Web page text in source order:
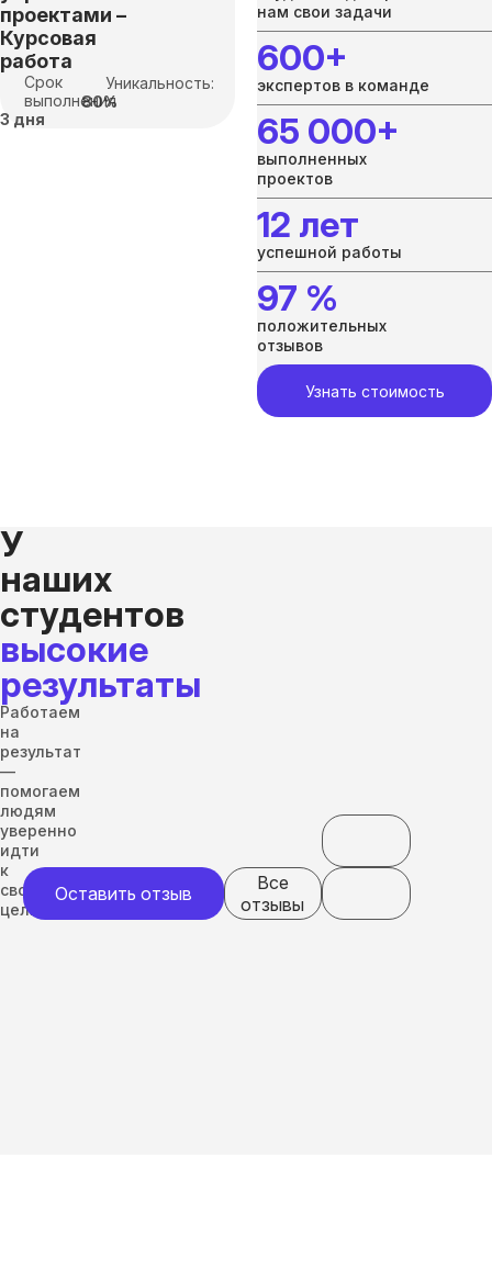
проектами –
Курсовая
работа
Срок
выполнения
3 дня
Уникальность:
80%
нам свои задачи
600+
экспертов в команде
65 000+
выполненных
проектов
12 лет
успешной работы
97 %
положительных
отзывов
Узнать стоимость
У
наших
студентов
высокие
результаты
Работаем
на
результат
—
помогаем
людям
уверенно
идти
к
своим
целям
Оставить отзыв
Все
отзывы